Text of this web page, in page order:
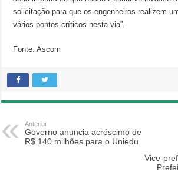
solicitação para que os engenheiros realizem
vários pontos críticos nesta via”.
Fonte: Ascom
Anterior
Governo anuncia acréscimo de
R$ 140 milhões para o Uniedu
Vice-